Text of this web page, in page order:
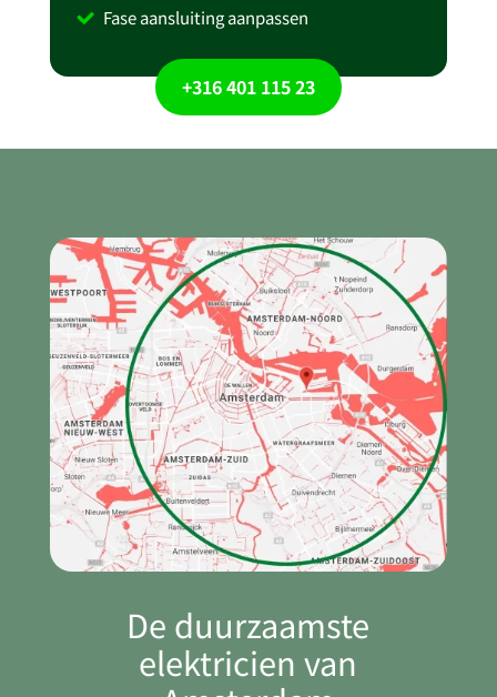
Fase aansluiting aanpassen
+316 401 115 23
De duurzaamste
elektricien van